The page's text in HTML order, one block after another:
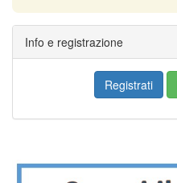
Info e registrazione
Registrati